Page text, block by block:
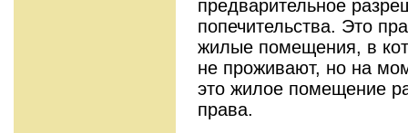
предварительное
попечительства. Это
жилые помещения, в
не проживают, но на
это жилое помещение
права.